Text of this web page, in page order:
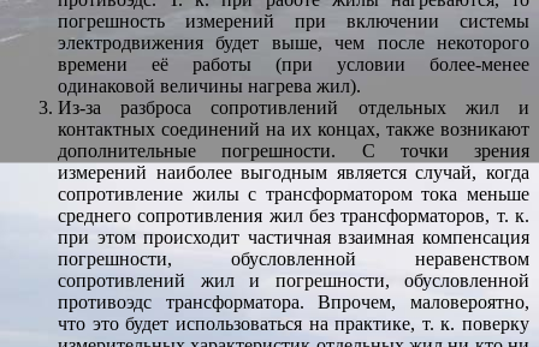
погрешность измерений при включении системы
электродвижения будет выше, чем после некоторого
времени её работы (при условии более-менее
одинаковой величины нагрева жил).
Из-за разброса сопротивлений отдельных жил и
контактных соединений на их концах, также возникают
дополнительные погрешности. С точки зрения
измерений наиболее выгодным является случай, когда
сопротивление жилы с трансформатором тока меньше
среднего сопротивления жил без трансформаторов, т. к.
при этом происходит частичная взаимная компенсация
погрешности, обусловленной неравенством
сопротивлений жил и погрешности, обусловленной
противоэдс трансформатора. Впрочем, маловероятно,
что это будет использоваться на практике, т. к. поверку